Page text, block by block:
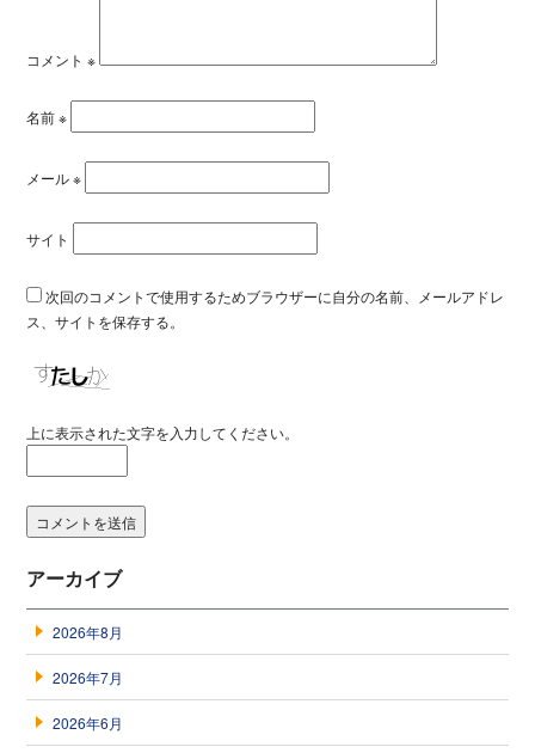
コメント※
名前※
メール※
サイト
次回のコメントで使用するためブラウザーに自分の名前、メールアドレ
ス、サイトを保存する。
上に表示された文字を入力してください。
アーカイブ
2026年8月
2026年7月
2026年6月